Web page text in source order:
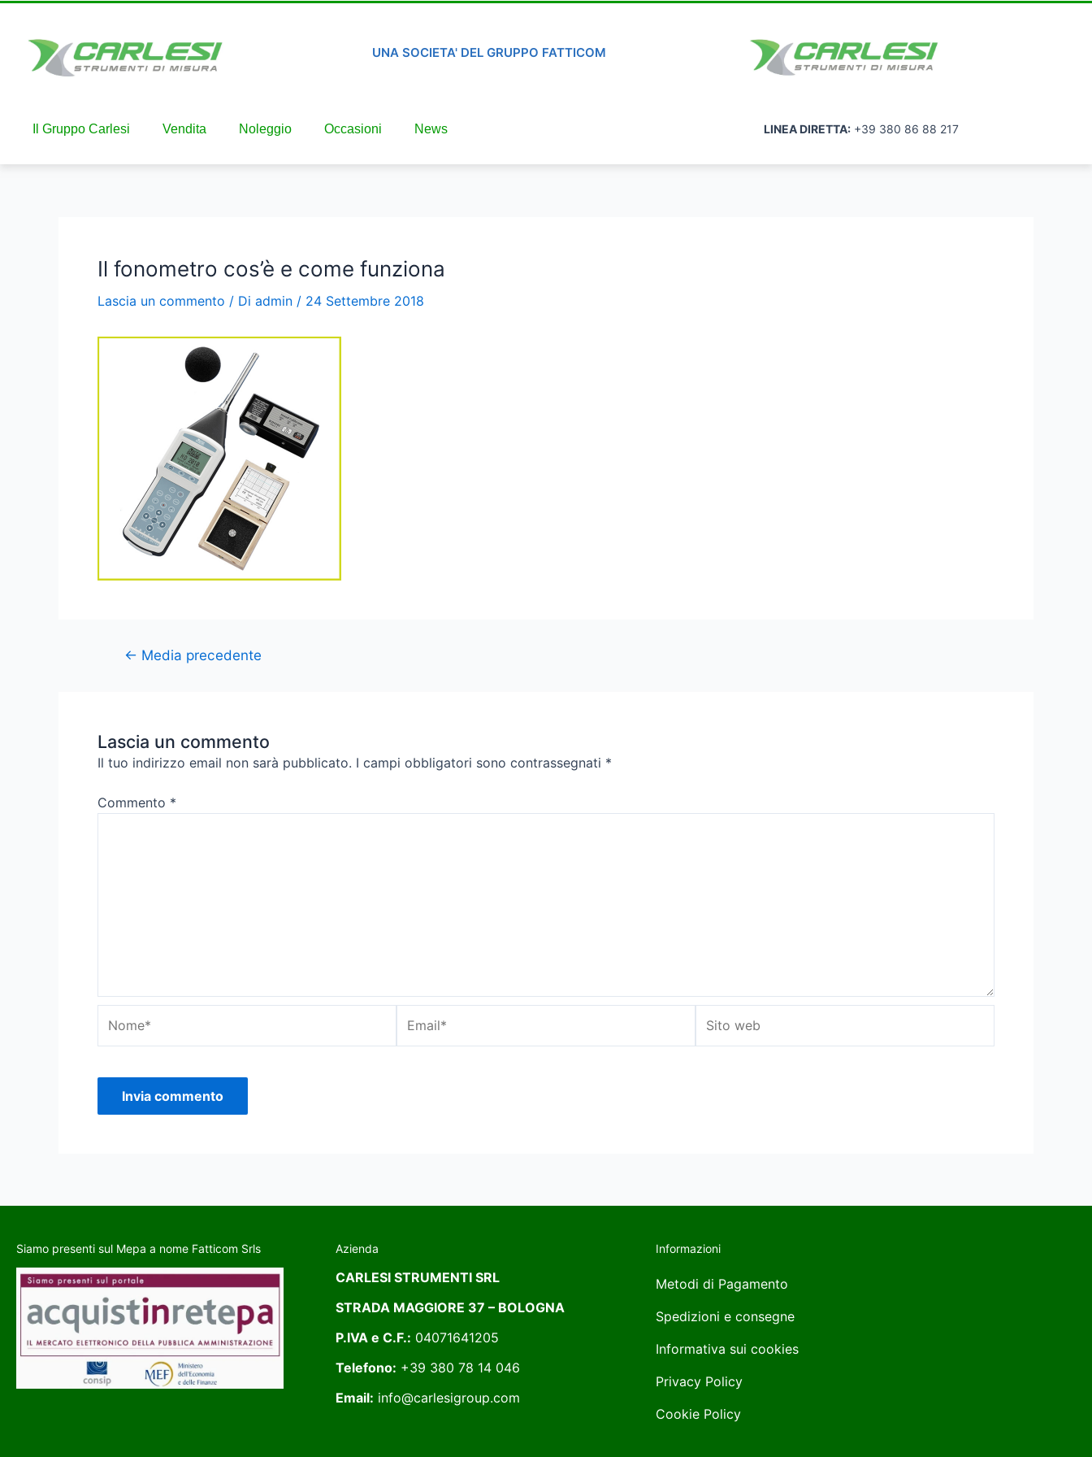
UNA SOCIETA' DEL GRUPPO FATTICOM
Il Gruppo Carlesi Vendita Noleggio Occasioni News LINEA DIRETTA: +39 380 86 88 217
Il fonometro cos’è e come funziona
Lascia un commento / Di admin / 24 Settembre 2018
← Media precedente
Lascia un commento
Il tuo indirizzo email non sarà pubblicato. I campi obbligatori sono contrassegnati *
Commento *
Siamo presenti sul Mepa a nome Fatticom Srls Azienda
CARLESI STRUMENTI SRL
STRADA MAGGIORE 37 – BOLOGNA
P.IVA e C.F.: 04071641205
Telefono: +39 380 78 14 046
Email: info@carlesigroup.com
Informazioni
Metodi di Pagamento
Spedizioni e consegne
Informativa sui cookies
Privacy Policy
Cookie Policy